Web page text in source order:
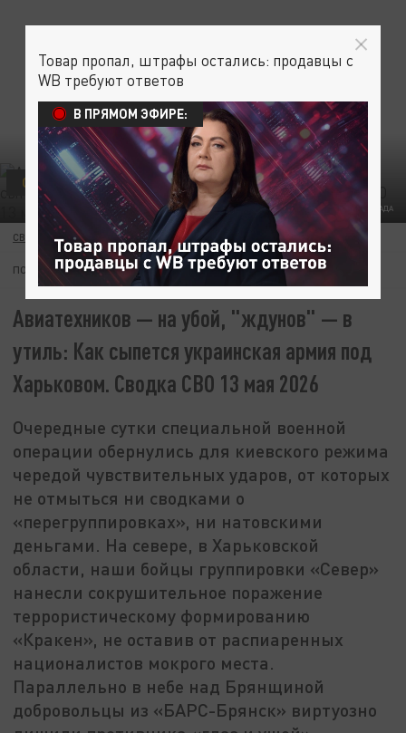
ФОТО: КОЛЛАЖ ЦАРЬГРАДА
СВО
СВЯТОСЛАВ РОМАНОВ 13 МАЯ 21:00
ПОДПИШИТЕСЬ:
Авиатехников — на убой, "ждунов" — в
утиль: Как сыпется украинская армия под
Харьковом. Сводка СВО 13 мая 2026
Очередные сутки специальной военной
операции обернулись для киевского режима
чередой чувствительных ударов, от которых
не отмыться ни сводками о
«перегруппировках», ни натовскими
деньгами. На севере, в Харьковской
области, наши бойцы группировки «Север»
нанесли сокрушительное поражение
террористическому формированию
«Кракен», не оставив от распиаренных
националистов мокрого места.
Параллельно в небе над Брянщиной
добровольцы из «БАРС-Брянск» виртуозно
Товар пропал, штрафы остались: продавцы с
WB требуют ответов
В ПРЯМОМ ЭФИРЕ: